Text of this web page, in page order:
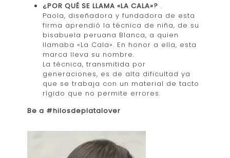
¿POR QUÉ SE LLAMA «LA CALA»? .
Paola, diseñadora y fundadora de esta
firma aprendió la técnica de niña, de su
bisabuela peruana Blanca, a quien
llamaba «La Cala». En honor a ella, esta
marca lleva su nombre.
La técnica, transmitida por
generaciones, es de alta dificultad ya
que se trabaja con un material de tacto
rígido que no permite errores.
Be a #hilosdeplatalover